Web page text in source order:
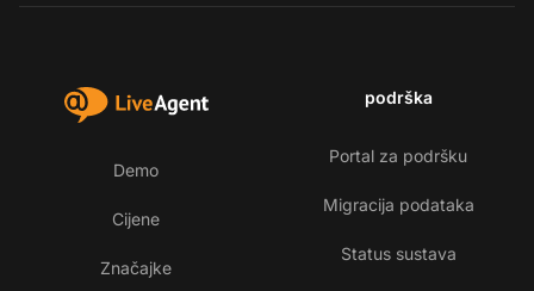
Demo
Cijene
Značajke
podrška
Portal za podršku
Migracija podataka
Status sustava